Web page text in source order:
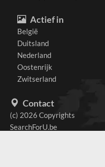
Actief in
België
Duitsland
Nederland
Oostenrijk
Zwitserland
Contact
(c) 2026 Copyrights
SearchForU.be